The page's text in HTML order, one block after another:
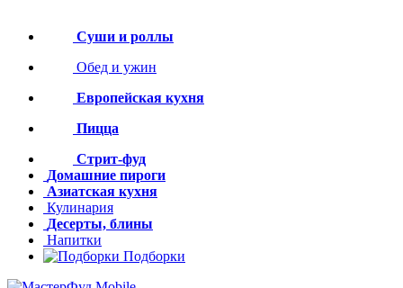
Суши и роллы
Обед и ужин
Европейская кухня
Пицца
Стрит-фуд
Домашние пироги
Азиатская кухня
Кулинария
Десерты, блины
Напитки
Подборки